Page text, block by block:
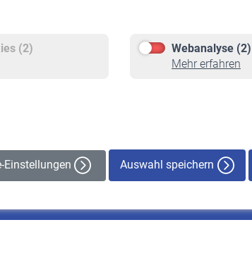
(2)
Webanalyse (2)
Mehr erfahren
Einstellungen Auswahl speichern
Förderung
Rente beantragen
Rentenauszahlung